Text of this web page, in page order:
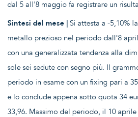
dal 5 all'8 maggio fa registrare un
Sintesi del mese | Si attesta a -5,10%
metallo prezioso nel periodo dall'8
con una generalizzata tendenza alla
sole sei sedute con segno più. Il
periodo in esame con un fixing pari a
e lo conclude appena sotto quota 34
33,96. Massimo del periodo, il 10 aprile